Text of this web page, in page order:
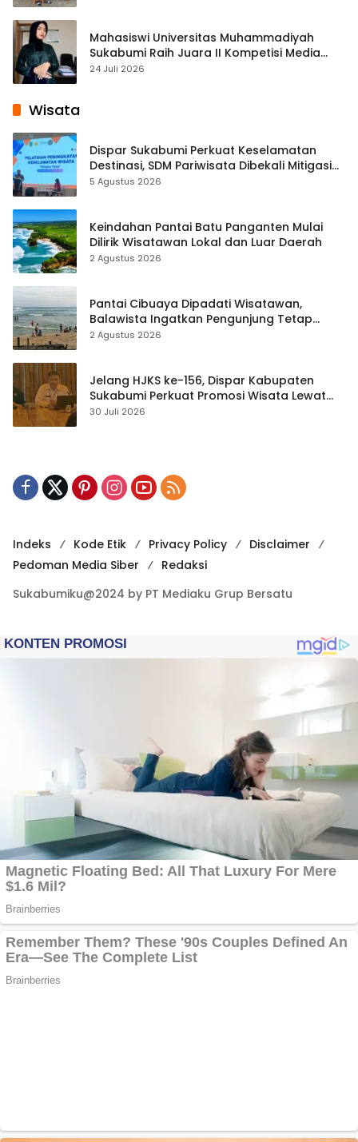
Mahasiswi Universitas Muhammadiyah
Sukabumi Raih Juara II Kompetisi Media
Pembelajaran Digital Tingkat Internasional
24 Juli 2026
Wisata
Dispar Sukabumi Perkuat Keselamatan
Destinasi, SDM Pariwisata Dibekali Mitigasi
hingga Teknik Evakuasi
5 Agustus 2026
Keindahan Pantai Batu Panganten Mulai
Dilirik Wisatawan Lokal dan Luar Daerah
2 Agustus 2026
Pantai Cibuaya Dipadati Wisatawan,
Balawista Ingatkan Pengunjung Tetap
Waspada
2 Agustus 2026
Jelang HJKS ke-156, Dispar Kabupaten
Sukabumi Perkuat Promosi Wisata Lewat
Publikasi Digital
30 Juli 2026
Indeks Kode Etik Privacy Policy
Disclaimer
Pedoman Media Siber
Redaksi
Sukabumiku@2024 by PT Mediaku Grup Bersatu